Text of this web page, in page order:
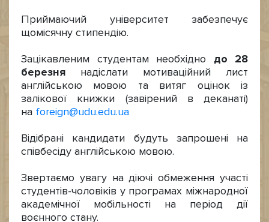
Приймаючий університет забезпечує
щомісячну стипендію.
Зацікавленим студентам необхідно до 28
березня надіслати мотиваційний лист
англійською мовою та витяг оцінок із
залікової книжки (завірений в деканаті)
на foreign@udu.edu.ua
Відібрані кандидати будуть запрошені на
співбесіду англійською мовою.
Звертаємо увагу на діючі обмеження участі
студентів-чоловіків у програмах міжнародної
академічної мобільності на період дії
воєнного стану.